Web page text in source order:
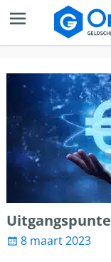
8 maart 2023